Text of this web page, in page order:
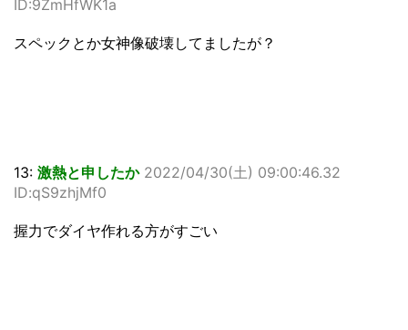
ID:9ZmHfWK1a
スペックとか女神像破壊してましたが？
13: 激熱と申したか 2022/04/30(土) 09:00:46.32
ID:qS9zhjMf0
握力でダイヤ作れる方がすごい